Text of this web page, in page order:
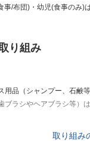
/布団)・幼児(食事のみ)
り組み
用品（シャンプー、石鹸
ブラシやヘアブラシ等）
取り組み